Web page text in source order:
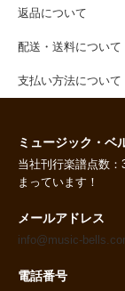
返品について
配送・送料について
支払い方法について
ミュージック・ベ
当社刊行楽譜点数
まっています！
メールアドレス
info@music-
電話番号